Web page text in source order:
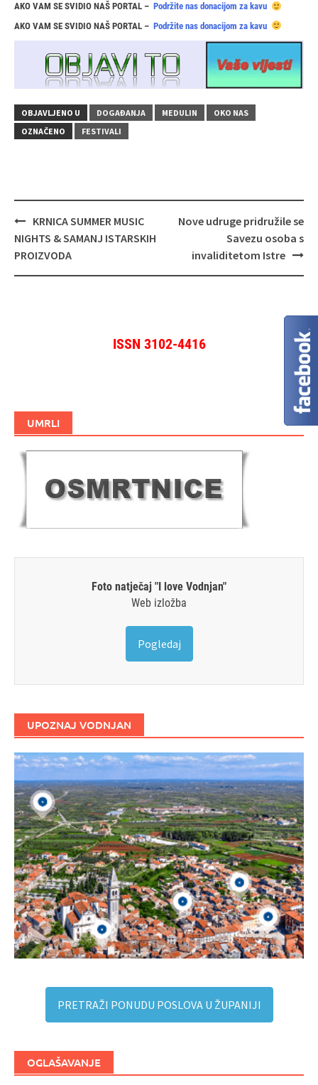
AKO VAM SE SVIDIO NAŠ PORTAL – Podržite nas donacijom za kavu
AKO VAM SE SVIDIO NAŠ PORTAL – Podržite nas donacijom za kavu
OBJAVLJENO U DOGAĐANJA MEDULIN
OKO NAS
OZNAČENO
FESTIVALI
Navigacija
objava
KRNICA SUMMER MUSIC
NIGHTS & SAMANJ ISTARSKIH
PROIZVODA
Nove udruge pridružile se
Savezu osoba s
invaliditetom Istre
ISSN 3102-4416
UMRLI
Foto natječaj "I love Vodnjan"
Web izložba
Pogledaj
UPOZNAJ VODNJAN
PRETRAŽI PONUDU POSLOVA U ŽUPANIJI
OGLAŠAVANJE